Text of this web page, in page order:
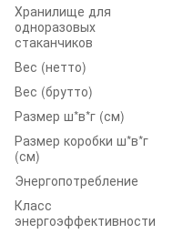
Хранилище для
одноразовых
стаканчиков
Вес (нетто)
Вес (брутто)
Размер ш*в*г (см)
Размер коробки ш*в*г
(см)
Энергопотребление
Класс
энергоэффективности